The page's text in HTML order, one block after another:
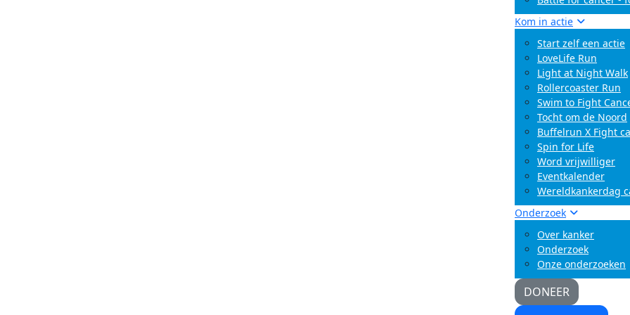
Kom in actie
Start zelf een actie
LoveLife Run
Light at Night Walk
Rollercoaster Run
Swim to Fight
Tocht om de Noord
Buffelrun X Fight
Spin for Life
Word vrijwilliger
Eventkalender
Wereldkankerdag
Onderzoek
Over kanker
Onderzoek
Onze onderzoeken
DONEER